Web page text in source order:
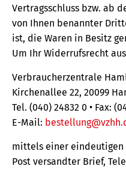
Vertragsschluss bzw. ab
von Ihnen benannter
ist, die Waren in Besitz
Um Ihr Widerrufsrecht
Verbraucherzentrale
Kirchenallee 22, 20099
Tel. (040) 24832 0 • Fax:
E-Mail:
mittels einer eindeutigen
Post versandter Brief,